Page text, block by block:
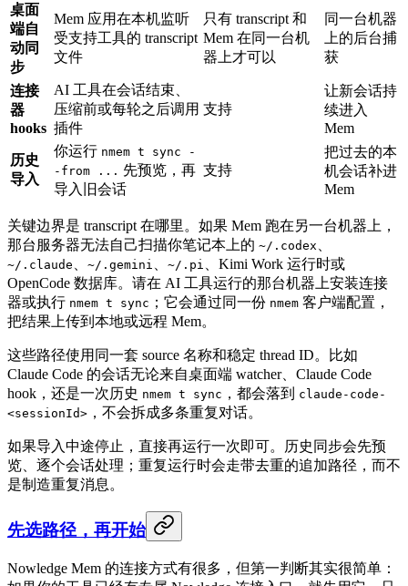
桌面
端自
动同
步
Mem 应用在本机监听
受支持工具的 transcript
文件
只有 transcript 和
Mem 在同一台机
器上才可以
同一台机器
上的后台捕
获
连接
器
hooks
AI 工具在会话结束、
压缩前或每轮之后调用
插件
支持
让新会话持
续进入
Mem
历史
导入
你运行 nmem t sync -
-from ... 先预览，再
导入旧会话
支持
把过去的本
机会话补进
Mem
关键边界是 transcript 在哪里。如果 Mem 跑在另一台机器上，
那台服务器无法自己扫描你笔记本上的 ~/.codex
~/.claude ~/.gemini ~/.pi
、Kimi Work 运行时或
OpenCode 数据库。请在 AI 工具运行的那台机器上安装连接
器或执行 nmem t sync ；它会通过同一份 nmem 客户端配置，
把结果上传到本地或远程 Mem。
这些路径使用同一套 source 名称和稳定 thread ID。比如
Claude Code 的会话无论来自桌面端 watcher、Claude Code
hook，还是一次历史 nmem t sync ，都会落到 claude-code-
<sessionId> ，不会拆成多条重复对话。
如果导入中途停止，直接再运行一次即可。历史同步会先预
览、逐个会话处理；重复运行时会走带去重的追加路径，而不
是制造重复消息。
先选路径，再开始
Nowledge Mem 的连接方式有很多，但第一判断其实很简单：